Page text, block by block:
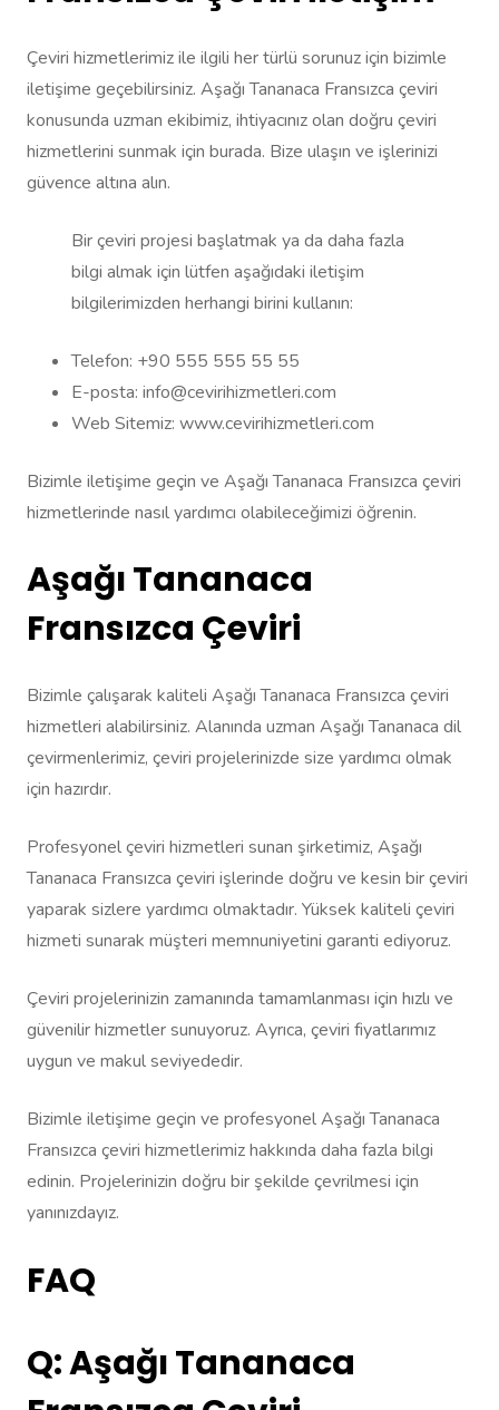
Çeviri hizmetlerimiz ile ilgili her türlü sorunuz için bizimle
iletişime geçebilirsiniz. Aşağı Tananaca Fransızca çeviri
konusunda uzman ekibimiz, ihtiyacınız olan doğru çeviri
hizmetlerini sunmak için burada. Bize ulaşın ve işlerinizi
güvence altına alın.
Bir çeviri projesi başlatmak ya da daha fazla
bilgi almak için lütfen aşağıdaki iletişim
bilgilerimizden herhangi birini kullanın:
Telefon: +90 555 555 55 55
E-posta: info@cevirihizmetleri.com
Web Sitemiz: www.cevirihizmetleri.com
Bizimle iletişime geçin ve Aşağı Tananaca Fransızca çeviri
hizmetlerinde nasıl yardımcı olabileceğimizi öğrenin.
Aşağı Tananaca
Fransızca Çeviri
Bizimle çalışarak kaliteli Aşağı Tananaca Fransızca çeviri
hizmetleri alabilirsiniz. Alanında uzman Aşağı Tananaca dil
çevirmenlerimiz, çeviri projelerinizde size yardımcı olmak
için hazırdır.
Profesyonel çeviri hizmetleri sunan şirketimiz, Aşağı
Tananaca Fransızca çeviri işlerinde doğru ve kesin bir çeviri
yaparak sizlere yardımcı olmaktadır. Yüksek kaliteli çeviri
hizmeti sunarak müşteri memnuniyetini garanti ediyoruz.
Çeviri projelerinizin zamanında tamamlanması için hızlı ve
güvenilir hizmetler sunuyoruz. Ayrıca, çeviri fiyatlarımız
uygun ve makul seviyededir.
Bizimle iletişime geçin ve profesyonel Aşağı Tananaca
Fransızca çeviri hizmetlerimiz hakkında daha fazla bilgi
edinin. Projelerinizin doğru bir şekilde çevrilmesi için
yanınızdayız.
FAQ
Q: Aşağı Tananaca